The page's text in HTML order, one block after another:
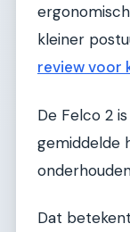
kleiner
review voor
De Felco 2
gemiddelde
Dat